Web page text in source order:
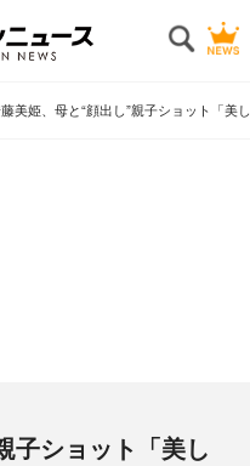
美姫、母と“顔出し”親子ショット「美
子ショット「美し